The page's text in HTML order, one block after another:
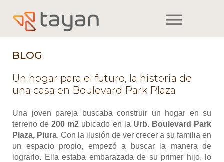
m
BLOG
Un hogar para el futuro, la historia de
una casa en Boulevard Park Plaza
Una joven pareja buscaba construir un hogar en su
terreno de200 m2 ubicado en la Urb. Boulevard Park
Plaza, Piura. Con la ilusión de ver crecer a su familia en
un espacio propio, empezó a buscar la manera de
lograrlo. Ella estaba embarazada de su primer hijo, lo